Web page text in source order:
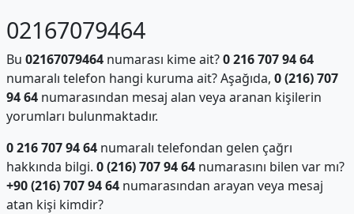
02167079464
Bu 02167079464numarası kime ait?0 216 707 94 64
numaralı telefon hangi kuruma ait? Aşağıda, 0 (216) 707
94 64numarasından mesaj alan veya aranan kişilerin
yorumları bulunmaktadır.
0 216 707 94 64numaralı telefondan gelen çağrı
hakkında bilgi. 0 (216) 707 94 64numarasını bilen var mı?
+90 (216) 707 94 64numarasından arayan veya mesaj
atan kişi kimdir?